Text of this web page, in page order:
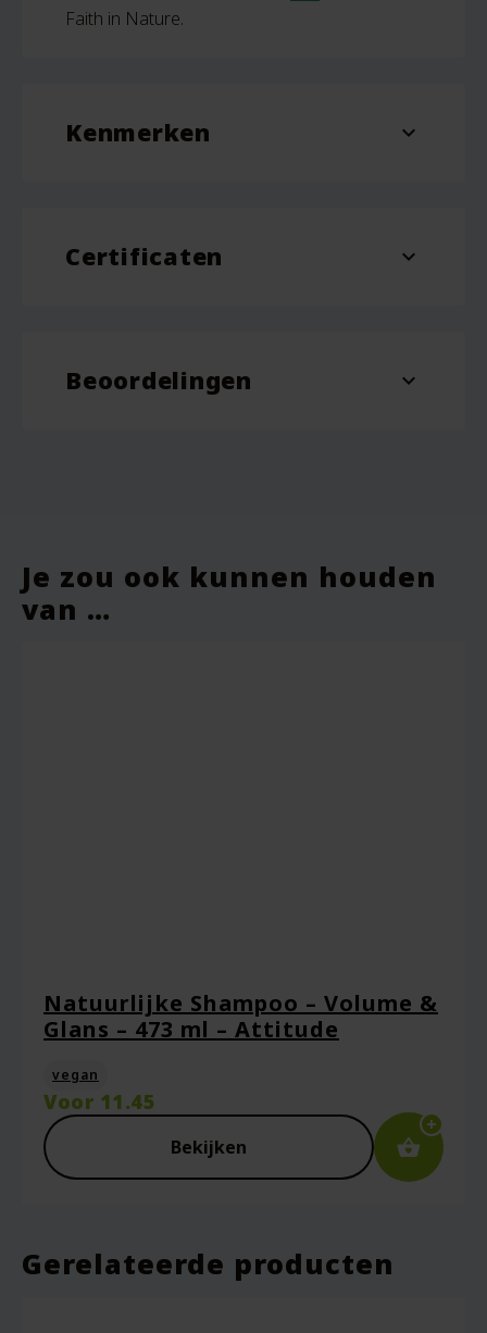
Faith in Nature.
Kenmerken expand_more
Certificaten expand_more
Beoordelingen expand_more
Je zou ook kunnen houden
van …
Natuurlijke Shampoo – Volume &
Glans – 473 ml – Attitude
vegan
Voor 11.45
Bekijken
Gerelateerde producten